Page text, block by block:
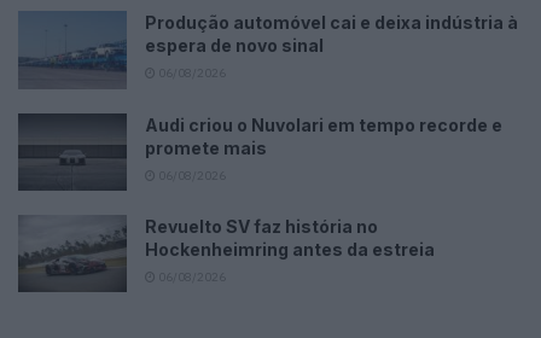
Produção automóvel cai e deixa indústria à
espera de novo sinal
Audi criou o Nuvolari em tempo recorde e
promete mais
Revuelto SV faz história no
Hockenheimring antes da estreia